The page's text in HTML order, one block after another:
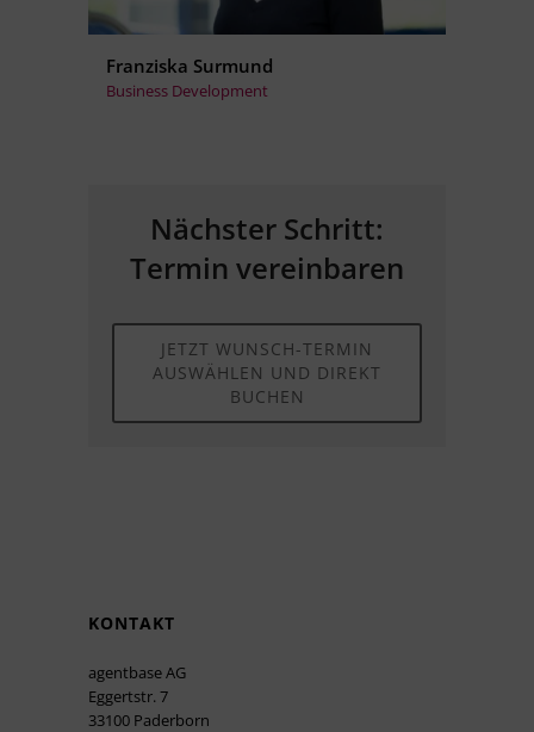
Franziska Surmund
Business Development
Nächster Schritt:
Termin vereinbaren
JETZT WUNSCH-TERMIN
AUSWÄHLEN UND DIREKT
BUCHEN
KONTAKT
agentbase AG
Eggertstr. 7
33100 Paderborn